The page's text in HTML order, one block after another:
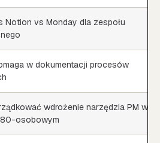
Notion vs Monday dla zespołu
w dokumentacji procesów
wdrożenie narzędzia PM w
osobowym